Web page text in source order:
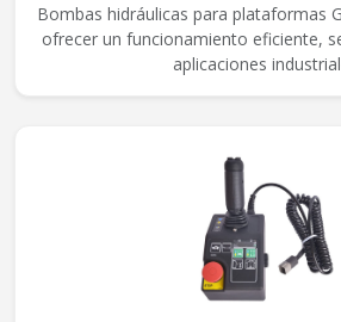
Bombas hidráulicas para plataformas
ofrecer un funcionamiento eficiente,
aplicaciones